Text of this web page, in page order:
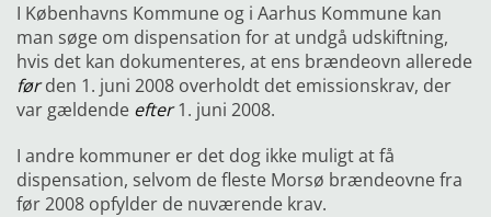
I Københavns Kommune og i Aarhus Kommune kan
man søge om dispensation for at undgå udskiftning,
hvis det kan dokumenteres, at ens brændeovn allerede
førden 1. juni 2008 overholdt det emissionskrav, der
var gældende efter1. juni 2008.
I andre kommuner er det dog ikke muligt at få
dispensation, selvom de fleste Morsø brændeovne fra
før 2008 opfylder de nuværende krav.